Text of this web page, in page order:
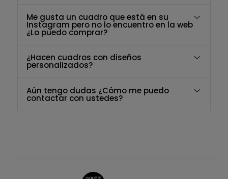
Me gusta un cuadro que está en su
Instagram pero no lo encuentro en la web
¿Lo puedo comprar?
¿Hacen cuadros con diseños
personalizados?
Aún tengo dudas ¿Cómo me puedo
contactar con ustedes?